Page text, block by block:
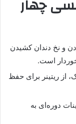
چهار
و نخ دندان کشیدن
است.
از ریتینر برای حفظ
دوره‌ای به